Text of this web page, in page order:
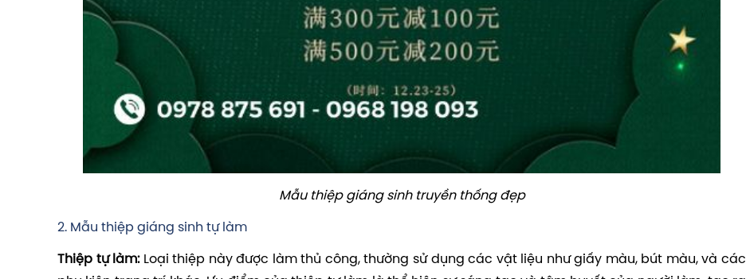
Mẫu thiệp giáng sinh truyền thống đẹp
2. Mẫu thiệp giáng sinh tự làm
Thiệp tự làm:Loại thiệp này được làm thủ công, thường sử dụng các vật liệu như giấy màu, bút màu, và các